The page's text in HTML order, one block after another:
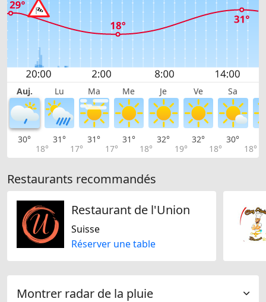
Auj. Lu Ma Me Je Ve Sa
30°
18°
31°
17°
31°
17°
31°
18°
32°
19°
32°
18°
30°
18°
Restaurants recommandés
Restaurant de l'Union
Suisse
Réserver une table
Montrer radar de la pluie